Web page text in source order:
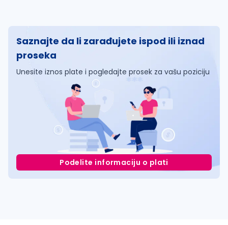
Saznajte da li zarađujete ispod ili iznad
proseka
Unesite iznos plate i pogledajte prosek za vašu poziciju
Podelite informaciju o plati